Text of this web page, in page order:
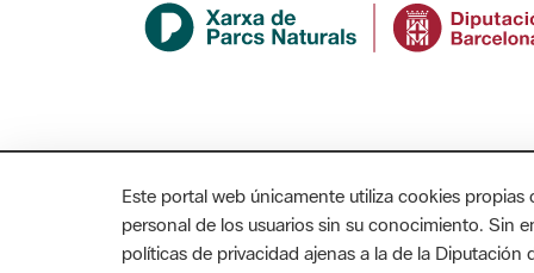
AVISO LEGAL ACCESIBILIDAD
Este portal web únicamente utiliza cookies
personal de los usuarios sin su conocimiento. Sin
políticas de privacidad ajenas a la de la